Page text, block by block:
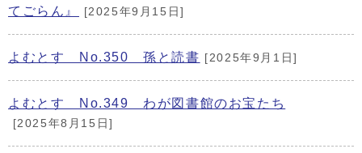
てごらん』
[2025年9月15日]
よむとす No.350 孫と読書 [2025年9月1日]
よむとす No.349 わが図書館のお宝たち
[2025年8月15日]